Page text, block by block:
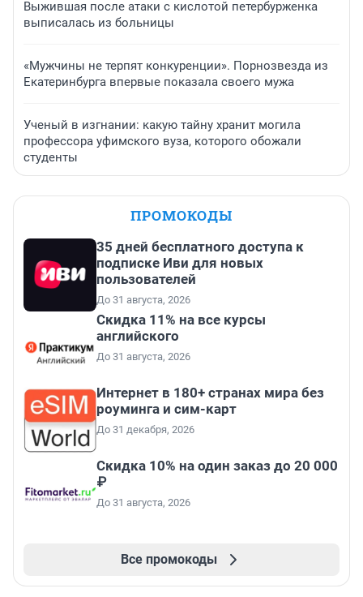
Выжившая после атаки с кислотой петербурженка
выписалась из больницы
«Мужчины не терпят конкуренции». Порнозвезда из
Екатеринбурга впервые показала своего мужа
Ученый в изгнании: какую тайну хранит могила
профессора уфимского вуза, которого обожали
студенты
ПРОМОКОДЫ
35 дней бесплатного доступа к
подписке Иви для новых
пользователей
До 31 августа, 2026
Скидка 11% на все курсы
английского
До 31 августа, 2026
Интернет в 180+ странах мира без
роуминга и сим-карт
До 31 декабря, 2026
Скидка 10% на один заказ до 20 000
₽
До 31 августа, 2026
Все промокоды